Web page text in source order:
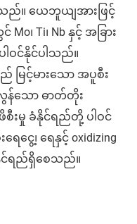
ည်။ ယေဘူယျအားဖြင့်
၊ Ti၊ Nb နှင့် အခြား
ပါဝင်နိုင်ပါသည်။
မြင့်မားသော အပူစီး
လွန်သော ဓာတ်တိုး
စီးမှု ခံနိုင်ရည်တို့ ပါဝင်
ေ့၊ ရေနှင့် oxidizing
င်ရည်ရှိစေသည်။